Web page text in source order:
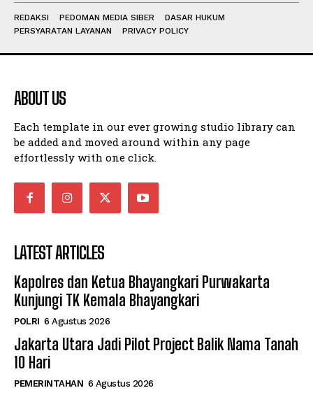
REDAKSI PEDOMAN MEDIA SIBER
DASAR HUKUM
PERSYARATAN LAYANAN
PRIVACY POLICY
ABOUT US
Each template in our ever growing studio library can
be added and moved around within any page
effortlessly with one click.
LATEST ARTICLES
Kapolres dan Ketua Bhayangkari Purwakarta
Kunjungi TK Kemala Bhayangkari
POLRI 6 Agustus 2026
Jakarta Utara Jadi Pilot Project Balik Nama Tanah
10 Hari
PEMERINTAHAN 6 Agustus 2026